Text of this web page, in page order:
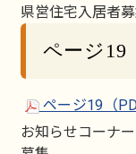
県営住宅入居者
ページ19
ページ19（
お知らせコーナー